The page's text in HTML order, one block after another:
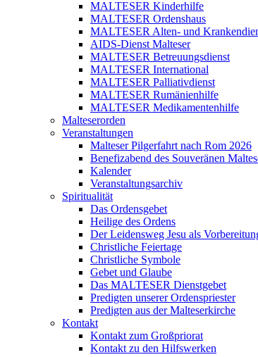
MALTESER Kinderhilfe
MALTESER Ordenshaus
MALTESER Alten- und
AIDS-Dienst Malteser
MALTESER Betreuungsdienst
MALTESER International
MALTESER Palliativdienst
MALTESER Rumänienhilfe
MALTESER Medikamentenhilfe
Malteserorden
Veranstaltungen
Malteser Pilgerfahrt nach Rom 2026
Benefizabend des Souveränen
Kalender
Veranstaltungsarchiv
Spiritualität
Das Ordensgebet
Heilige des Ordens
Der Leidensweg Jesu als
Christliche Feiertage
Christliche Symbole
Gebet und Glaube
Das MALTESER Dienstgebet
Predigten unserer Ordenspriester
Predigten aus der Malteserkirche
Kontakt
Kontakt zum Großpriorat
Kontakt zu den Hilfswerken